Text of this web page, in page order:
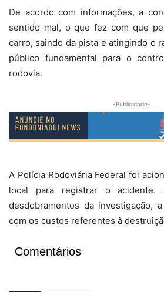
De acordo com informações, a
sentido mal, o que fez com que
carro, saindo da pista e atingindo o
público fundamental para o
rodovia.
-Publicidade-
A Polícia Rodoviária Federal foi
local para registrar o acidente.
desdobramentos da investigação,
com os custos referentes à
Comentários